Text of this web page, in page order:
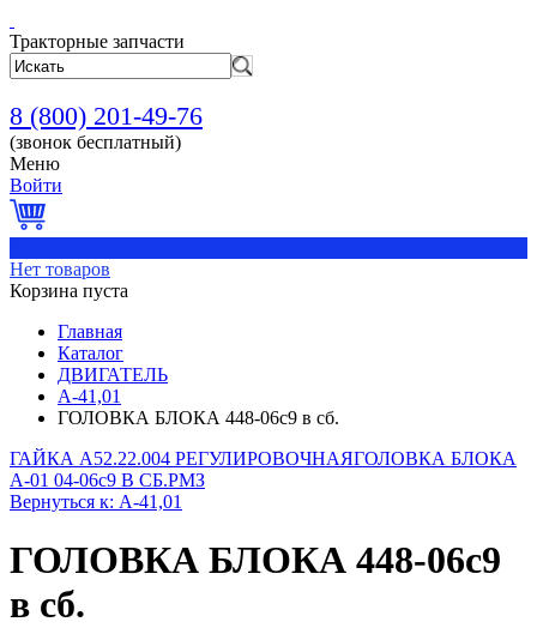
Тракторные запчасти
8 (800) 201-49-76
(звонок бесплатный)
Меню
Войти
Нет товаров
Корзина пуста
Главная
Каталог
ДВИГАТЕЛЬ
А-41,01
ГОЛОВКА БЛОКА 448-06с9 в сб.
ГАЙКА А52.22.004 РЕГУЛИРОВОЧНАЯГОЛОВКА БЛОКА
А-01 04-06с9 В СБ.РМЗ
Вернуться к: А-41,01
ГОЛОВКА БЛОКА 448-06с9
в сб.